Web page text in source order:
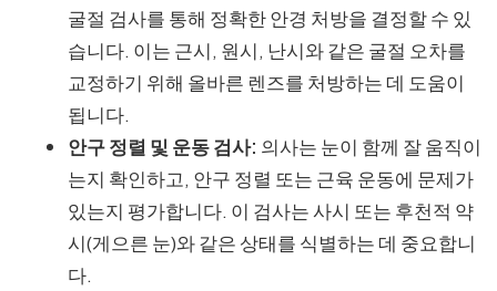
굴절 검사를 통해 정확한 안경 처방을 결정할 수 있
습니다. 이는 근시, 원시, 난시와 같은 굴절 오차를
교정하기 위해 올바른 렌즈를 처방하는 데 도움이
됩니다.
안구 정렬 및 운동 검사: 의사는 눈이 함께 잘 움직이
는지 확인하고, 안구 정렬 또는 근육 운동에 문제가
있는지 평가합니다. 이 검사는 사시 또는 후천적 약
시(게으른 눈)와 같은 상태를 식별하는 데 중요합니
다.